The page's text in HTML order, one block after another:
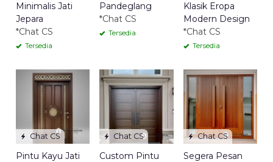
Minimalis Jati
Jepara
*Chat CS
Tersedia
Pandeglang
*Chat CS
Tersedia
Klasik Eropa
Modern Design
*Chat CS
Tersedia
Chat CS
Pintu Kayu Jati
Chat CS
Custom Pintu
Chat CS
Segera Pesan